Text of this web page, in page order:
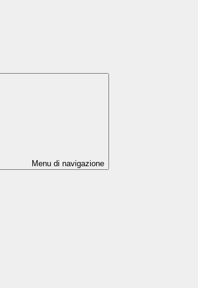
Menu di navigazione